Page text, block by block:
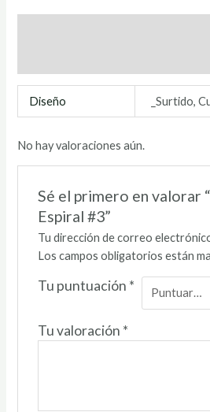
Diseño _Surtido,
No hay valoraciones aún.
Sé el primero en valorar
Espiral #3”
Tu dirección de correo
Los campos obligatorios están
Tu puntuación *
Tu valoración *